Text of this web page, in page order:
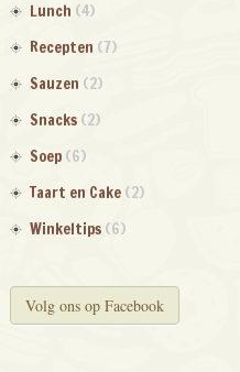
Lunch (4)
Recepten (7)
Sauzen (2)
Snacks(2)
Soep(6)
Taart en Cake(2)
Winkeltips(6)
Volg ons op Facebook